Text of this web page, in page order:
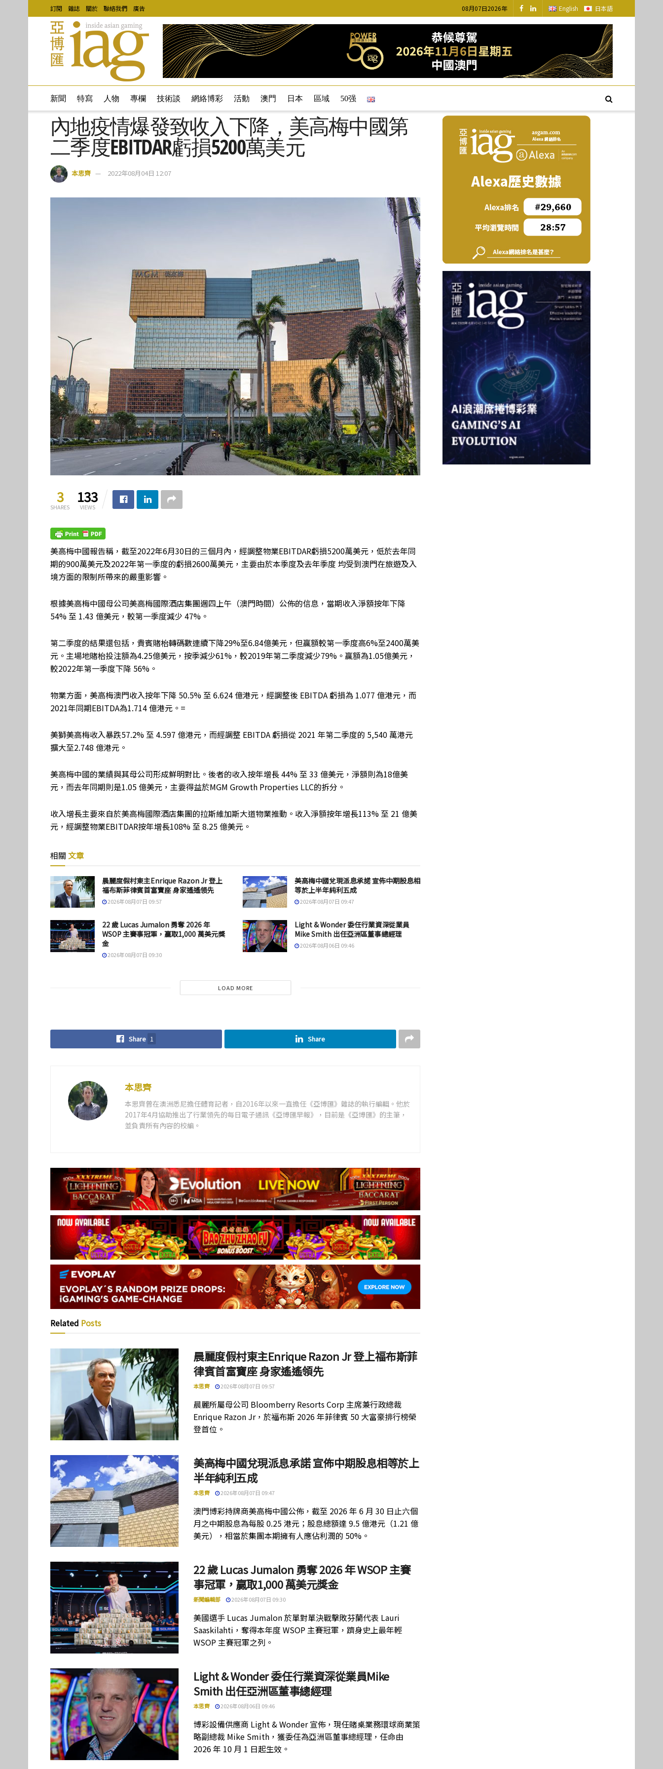
訂閱 雜誌 關於 聯絡我們 廣告 08月07日2026年 English 日本語
新聞 特寫 人物 專欄 技術談 網絡博彩 活動 澳門 日本 區域 50强
內地疫情爆發致收入下降，美高梅中國第
二季度EBITDAR虧損5200萬美元
本思齊 2022年08月04日 12:07
3
SHARES
133
VIEWS
美高梅中國報告稱，截至2022年6月30日的三個月內，經調整物業EBITDAR虧損5200萬美元，低於去年同
期的900萬美元及2022年第一季度的虧損2600萬美元，主要由於本季度及去年季度 均受到澳門在旅遊及入
境方面的限制所帶來的嚴重影響。
根據美高梅中國母公司美高梅國際酒店集團週四上午（澳門時間）公佈的信息，當期收入淨額按年下降
54% 至 1.43 億美元，較第一季度減少 47%。
第二季度的結果還包括，貴賓賭枱轉碼數連續下降29%至6.84億美元，但贏額較第一季度高6%至2400萬美
元。主場地賭枱投注額為4.25億美元，按季減少61%，較2019年第二季度減少79%。贏額為1.05億美元，
較2022年第一季度下降 56%。
物業方面，美高梅澳門收入按年下降 50.5% 至 6.624 億港元，經調整後 EBITDA 虧損為 1.077 億港元，而
2021年同期EBITDA為1.714 億港元。=
美獅美高梅收入暴跌57.2% 至 4.597 億港元，而經調整 EBITDA 虧損從 2021 年第二季度的 5,540 萬港元
擴大至2.748 億港元。
美高梅中國的業績與其母公司形成鮮明對比。後者的收入按年增長 44% 至 33 億美元，淨額則為18億美
元，而去年同期則是1.05 億美元，主要得益於MGM Growth Properties LLC的拆分。
收入增長主要來自於美高梅國際酒店集團的拉斯維加斯大道物業推動。收入淨額按年增長113% 至 21 億美
元，經調整物業EBITDAR按年增長108% 至 8.25 億美元。
相關 文章
晨麗度假村東主Enrique Razon Jr 登上
福布斯菲律賓首富寶座 身家遙遙領先
2026年08月07日 09:57
美高梅中國兌現派息承諾 宣佈中期股息相
等於上半年純利五成
2026年08月07日 09:47
22 歲 Lucas Jumalon 勇奪 2026 年
WSOP 主賽事冠軍，贏取1,000 萬美元獎
金
2026年08月07日 09:30
Light & Wonder 委任行業資深從業員
Mike Smith 出任亞洲區董事總經理
2026年08月06日 09:46
LOAD MORE
Share 1 Share
本思齊
本思齊曾在澳洲悉尼擔任體育記者，自2016年以來一直擔任《亞博匯》雜誌的執行編輯。他於
2017年4月協助推出了行業領先的每日電子通訊《亞博匯早報》，目前是《亞博匯》的主筆，
並負責所有內容的校編。
Related Posts
晨麗度假村東主Enrique Razon Jr 登上福布斯菲
律賓首富寶座 身家遙遙領先
本思齊 2026年08月07日 09:57
晨麗所屬母公司 Bloomberry Resorts Corp 主席兼行政總裁
Enrique Razon Jr，於福布斯 2026 年菲律賓 50 大富豪排行榜榮
登首位。
美高梅中國兌現派息承諾 宣佈中期股息相等於上
半年純利五成
本思齊 2026年08月07日 09:47
澳門博彩持牌商美高梅中國公佈，截至 2026 年 6 月 30 日止六個
月之中期股息為每股 0.25 港元；股息總額達 9.5 億港元（1.21 億
美元），相當於集團本期擁有人應佔利潤的 50%。
22 歲 Lucas Jumalon 勇奪 2026 年 WSOP 主賽
事冠軍，贏取1,000 萬美元獎金
新聞編輯部 2026年08月07日 09:30
美國選手 Lucas Jumalon 於單對單決戰擊敗芬蘭代表 Lauri
Saaskilahti，奪得本年度 WSOP 主賽冠軍，躋身史上最年輕
WSOP 主賽冠軍之列。
Light & Wonder 委任行業資深從業員Mike
Smith 出任亞洲區董事總經理
本思齊 2026年08月06日 09:46
博彩設備供應商 Light & Wonder 宣佈，現任賭桌業務環球商業策
略副總裁 Mike Smith，獲委任為亞洲區董事總經理，任命由
2026 年 10 月 1 日起生效。